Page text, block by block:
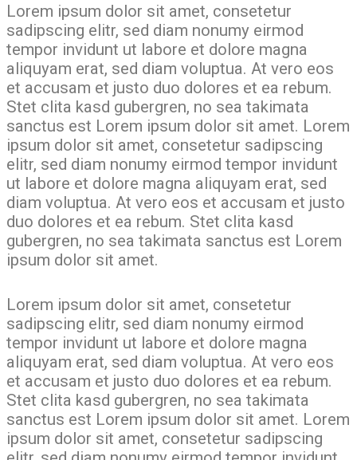
Lorem ipsum dolor sit amet, consetetur
sadipscing elitr, sed diam nonumy eirmod
tempor invidunt ut labore et dolore magna
aliquyam erat, sed diam voluptua. At vero eos
et accusam et justo duo dolores et ea rebum.
Stet clita kasd gubergren, no sea takimata
sanctus est Lorem ipsum dolor sit amet. Lorem
ipsum dolor sit amet, consetetur sadipscing
elitr, sed diam nonumy eirmod tempor invidunt
ut labore et dolore magna aliquyam erat, sed
diam voluptua. At vero eos et accusam et justo
duo dolores et ea rebum. Stet clita kasd
gubergren, no sea takimata sanctus est Lorem
ipsum dolor sit amet.
Lorem ipsum dolor sit amet, consetetur
sadipscing elitr, sed diam nonumy eirmod
tempor invidunt ut labore et dolore magna
aliquyam erat, sed diam voluptua. At vero eos
et accusam et justo duo dolores et ea rebum.
Stet clita kasd gubergren, no sea takimata
sanctus est Lorem ipsum dolor sit amet. Lorem
ipsum dolor sit amet, consetetur sadipscing